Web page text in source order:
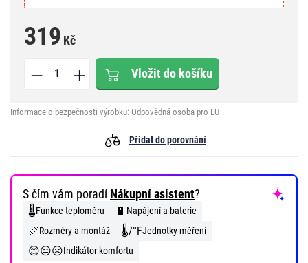
319 Kč
Vložit do košíku
Informace o bezpečnosti výrobku: Odpovědná osoba pro EU
Přidat do porovnání
S čím vám poradíNákupní asistent?
🌡️Funkce teploměru 🔋 Napájení a baterie
📏Rozměry a montáž 🌡️/°FJednotky měření
😊😐☹️Indikátor komfortu